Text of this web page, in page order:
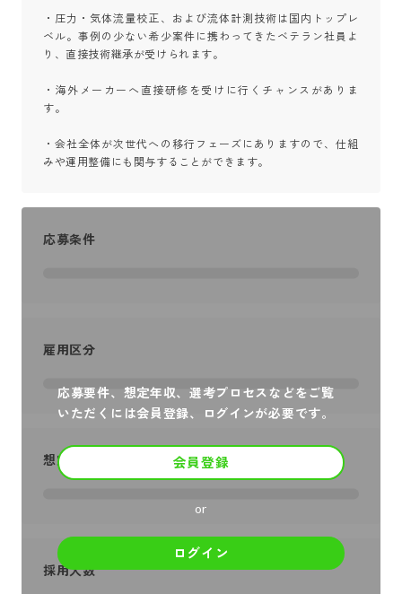
・圧力・気体流量校正、および流体計測技術は国内トップレ
ベル。事例の少ない希少案件に携わってきたベテラン社員よ
り、直接技術継承が受けられます。
・海外メーカーへ直接研修を受けに行くチャンスがありま
す。
・会社全体が次世代への移行フェーズにありますので、仕組
みや運用整備にも関与することができます。
応募要件、想定年収、選考プロセスなどをご覧
いただくには会員登録、ログインが必要です。
会員登録
or
ログイン
応募条件
雇用区分
想定年収
採用人数